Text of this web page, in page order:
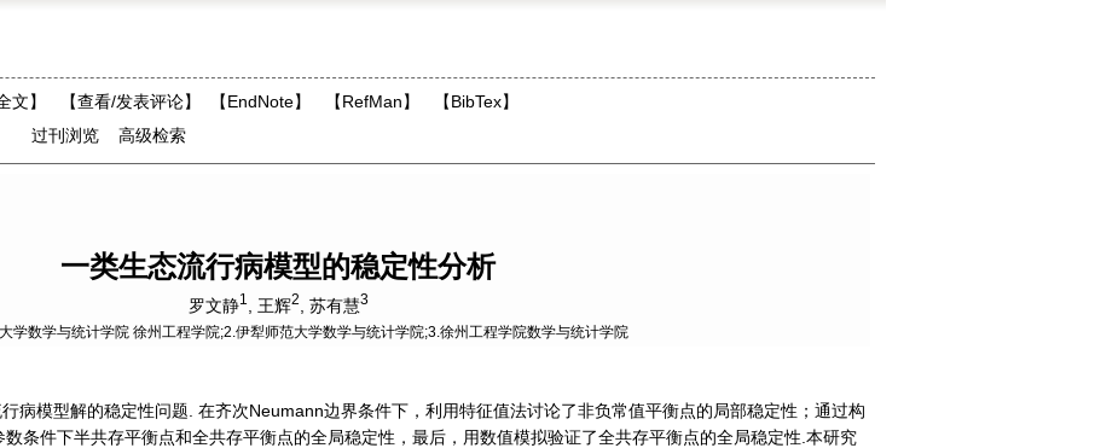
文】 【查看/发表评论】 【EndNote】 【RefMan】
【BibTex】
过刊浏览
高级检索
一类生态流行病模型的稳定性分析
罗文静1 王辉2 苏有慧3
学数学与统计学院 徐州工程学院;2.伊犁师范大学数学与统计学院;3.徐州工程学院数学与统计学院
病模型解的稳定性问题. 在齐次Neumann边界条件下，利用特征值法讨论了非负常值平衡点的局部稳定性；通过构
条件下半共存平衡点和全共存平衡点的全局稳定性，最后，用数值模拟验证了全共存平衡点的全局稳定性.本研究